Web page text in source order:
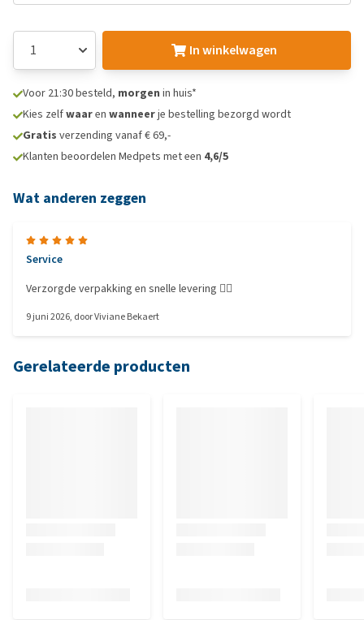
In winkelwagen
Voor 21:30 besteld, morgen in huis*
Kies zelfwaaren wanneerje bestelling bezorgd wordt
Gratis verzending vanaf € 69,-
Klanten beoordelen Medpets met een 4,6/5
Wat anderen zeggen
Service
Verzorgde verpakking en snelle levering 👍🏻
9 juni 2026, doorViviane Bekaert
Gerelateerde producten